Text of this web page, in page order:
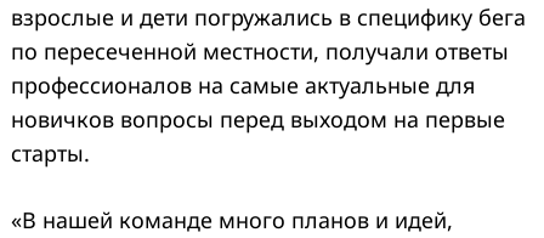
взрослые и дети погружались в специфику бега
по пересеченной местности, получали ответы
профессионалов на самые актуальные для
новичков вопросы перед выходом на первые
старты.
«В нашей команде много планов и идей,